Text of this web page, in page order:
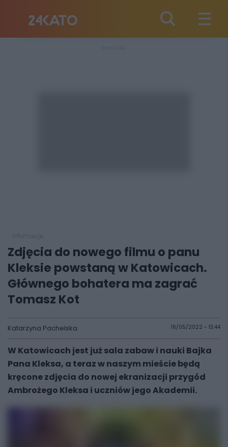
Zdjęcia do nowego filmu o panu
Kleksie powstaną w Katowicach.
Głównego bohatera ma zagrać
Tomasz Kot
Katarzyna Pachelska 16/05/2022 - 13:44
W Katowicach jest już sala zabaw i nauki Bajka
Pana Kleksa, a teraz w naszym mieście będą
kręcone zdjęcia do nowej ekranizacji przygód
Ambrożego Kleksa i uczniów jego Akademii.